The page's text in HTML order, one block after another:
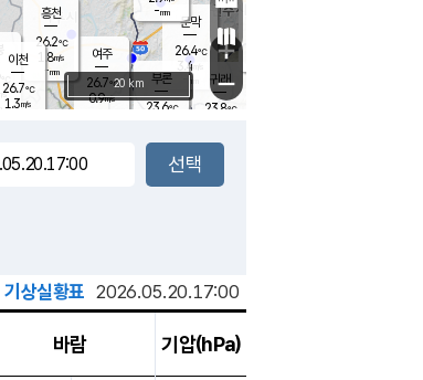
문막
26.4℃
3.4m/s
mm
부론
23.6℃
여주
26.7℃
0.9m/s
-mm
장호원
흥천
26.2℃
1.8m/s
-mm
m/s
귀래
23.8℃
이천
26.7℃
1.3m/s
+
−
20 km
기상실황표 2026.05.20.17:00
바람 기압(hPa)